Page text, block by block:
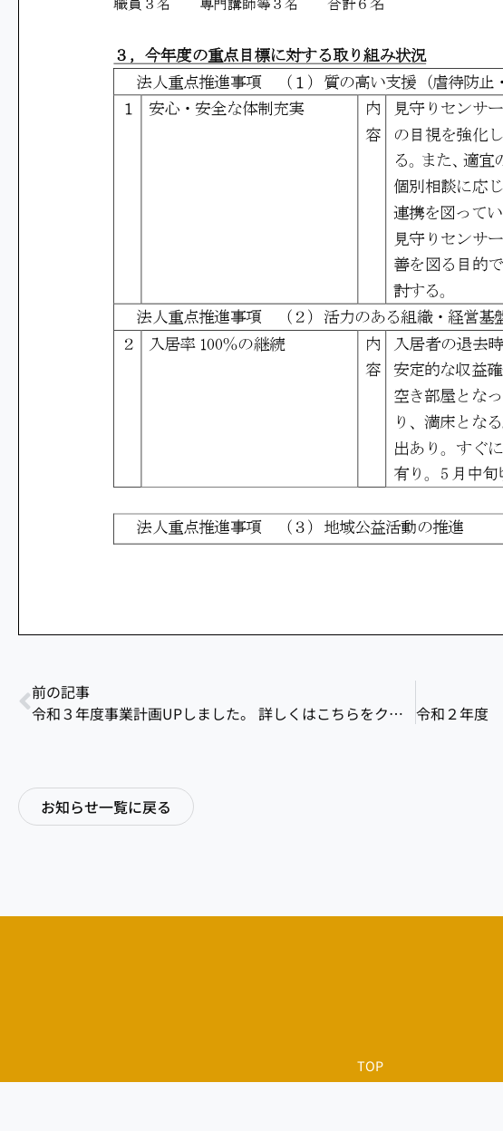
前の記事
令和３年度事業計画UPしました。 詳しくはこちらをクリックしてください。
お知らせ一覧に戻る
TOP